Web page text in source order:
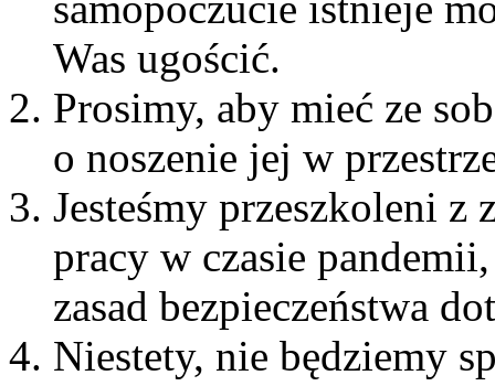
Was ugościć.
Prosimy, aby mieć ze
o noszenie jej w
Jesteśmy przeszkoleni z
pracy w czasie
zasad bezpieczeństwa
Niestety, nie będziemy